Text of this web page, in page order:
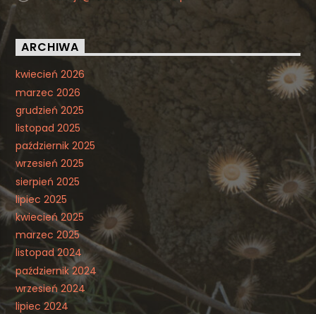
ARCHIWA
kwiecień 2026
marzec 2026
grudzień 2025
listopad 2025
październik 2025
wrzesień 2025
sierpień 2025
lipiec 2025
kwiecień 2025
marzec 2025
listopad 2024
październik 2024
wrzesień 2024
lipiec 2024